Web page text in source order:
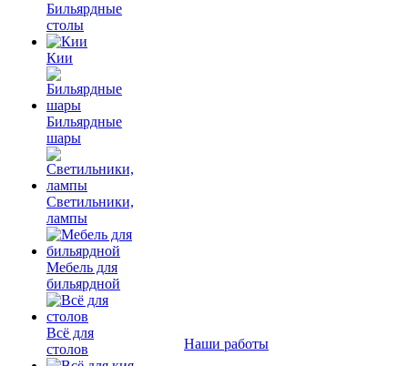
Бильярдные
столы
Кии
Бильярдные
шары
Светильники,
лампы
Мебель для
бильярдной
Всё для
столов
Наши работы